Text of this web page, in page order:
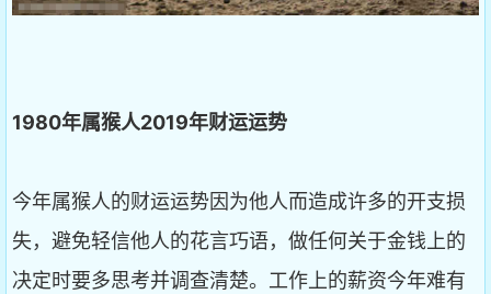
1980年属猴人2019年财运运势
今年属猴人的财运运势因为他人而造成许多的开支损
失，避免轻信他人的花言巧语，做任何关于金钱上的
决定时要多思考并调查清楚。工作上的薪资今年难有